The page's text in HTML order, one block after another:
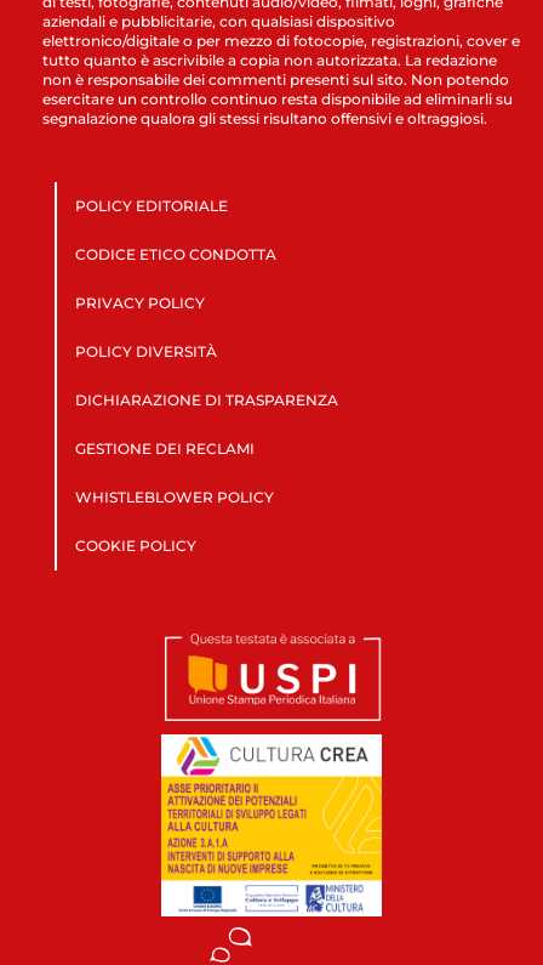
aziendali e pubblicitarie, con qualsiasi dispositivo
elettronico/digitale o per mezzo di fotocopie, registrazioni, cover e
tutto quanto è ascrivibile a copia non autorizzata. La redazione
non è responsabile dei commenti presenti sul sito. Non potendo
esercitare un controllo continuo resta disponibile ad eliminarli su
segnalazione qualora gli stessi risultano offensivi e oltraggiosi.
POLICY EDITORIALE
CODICE ETICO CONDOTTA
PRIVACY POLICY
POLICY DIVERSITÀ
DICHIARAZIONE DI TRASPARENZA
GESTIONE DEI RECLAMI
WHISTLEBLOWER POLICY
COOKIE POLICY